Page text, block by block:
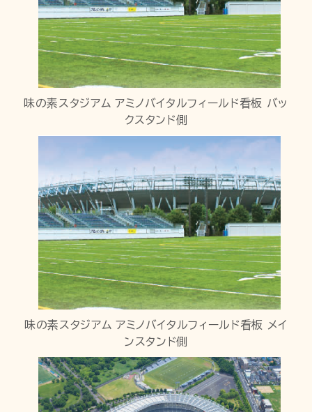
味の素スタジアム アミノバイタルフィールド看板 バッ
クスタンド側
味の素スタジアム アミノバイタルフィールド看板 メイ
ンスタンド側